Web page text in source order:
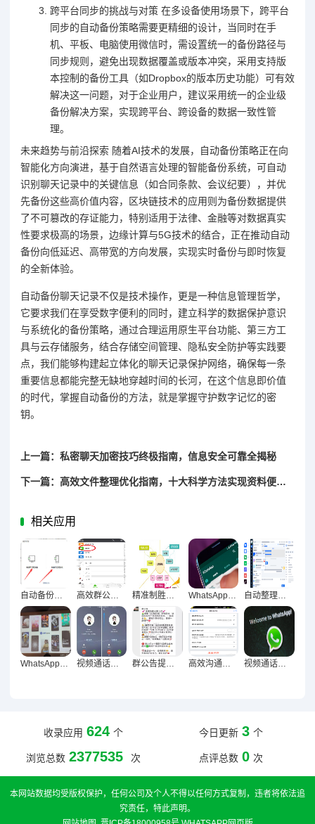
跨平台同步的挑战与对策 在多设备使用场景下，跨平台
同步的自动备份策略需要更精细的设计，当同时在手
机、平板、电脑使用微信时，需设置统一的备份路径与
同步规则，避免出现数据覆盖或版本冲突，采用支持版
本控制的备份工具（如Dropbox的版本历史功能）可有效
解决这一问题，对于企业用户，建议采用统一的企业级
备份解决方案，实现跨平台、跨设备的数据一致性管
理。
未来趋势与前沿探索 随着AI技术的发展，自动备份策略正在向
智能化方向演进，基于自然语言处理的智能备份系统，可自动
识别聊天记录中的关键信息（如合同条款、会议纪要），并优
先备份这些高价值内容，区块链技术的应用则为备份数据提供
了不可篡改的存证能力，特别适用于法律、金融等对数据真实
性要求极高的场景，边缘计算与5G技术的结合，正在推动自动
备份向低延迟、高带宽的方向发展，实现实时备份与即时恢复
的全新体验。
自动备份聊天记录不仅是技术操作，更是一种信息管理哲学，
它要求我们在享受数字便利的同时，建立科学的数据保护意识
与系统化的备份策略，通过合理运用原生平台功能、第三方工
具与云存储服务，结合存储空间管理、隐私安全防护等实践要
点，我们能够构建起立体化的聊天记录保护网络，确保每一条
重要信息都能完整无缺地穿越时间的长河，在这个信息即价值
的时代，掌握自动备份的方法，就是掌握守护数字记忆的密
钥。
上一篇：私密聊天加密技巧终极指南，信息安全可靠全揭秘
下一篇：高效文件整理优化指南，十大科学方法实现资料便捷查找
相关应用
自动备份聊天记录安全指南，完整信息保护技巧大揭秘 高效群公告设置，精准触达每位成员的提醒策略 精准制胜，群组营销策略深度解析与实战分享 WhatsApp多设备同步终极指南，聊天无缝衔接技巧全解析 自动整理聊天列表，信息管理有序化的终极指南
WhatsApp群发激活术，沉默社群沸腾实战指南 视频通话与语音消息优化秘籍，让沟通流畅无阻 群公告提醒设置实战，让信息秒达的精准传达指南 高效沟通新引擎，群公告设置与信息速达全攻略 视频通话画质音质双优化，远程沟通顺畅的全面指南
收录应用 624 个 今日更新 3 个
浏览总数 2377535 次 点评总数 0 次
本网站数据均受版权保护，任何公司及个人不得以任何方式复制，违者将依法追
究责任，特此声明。